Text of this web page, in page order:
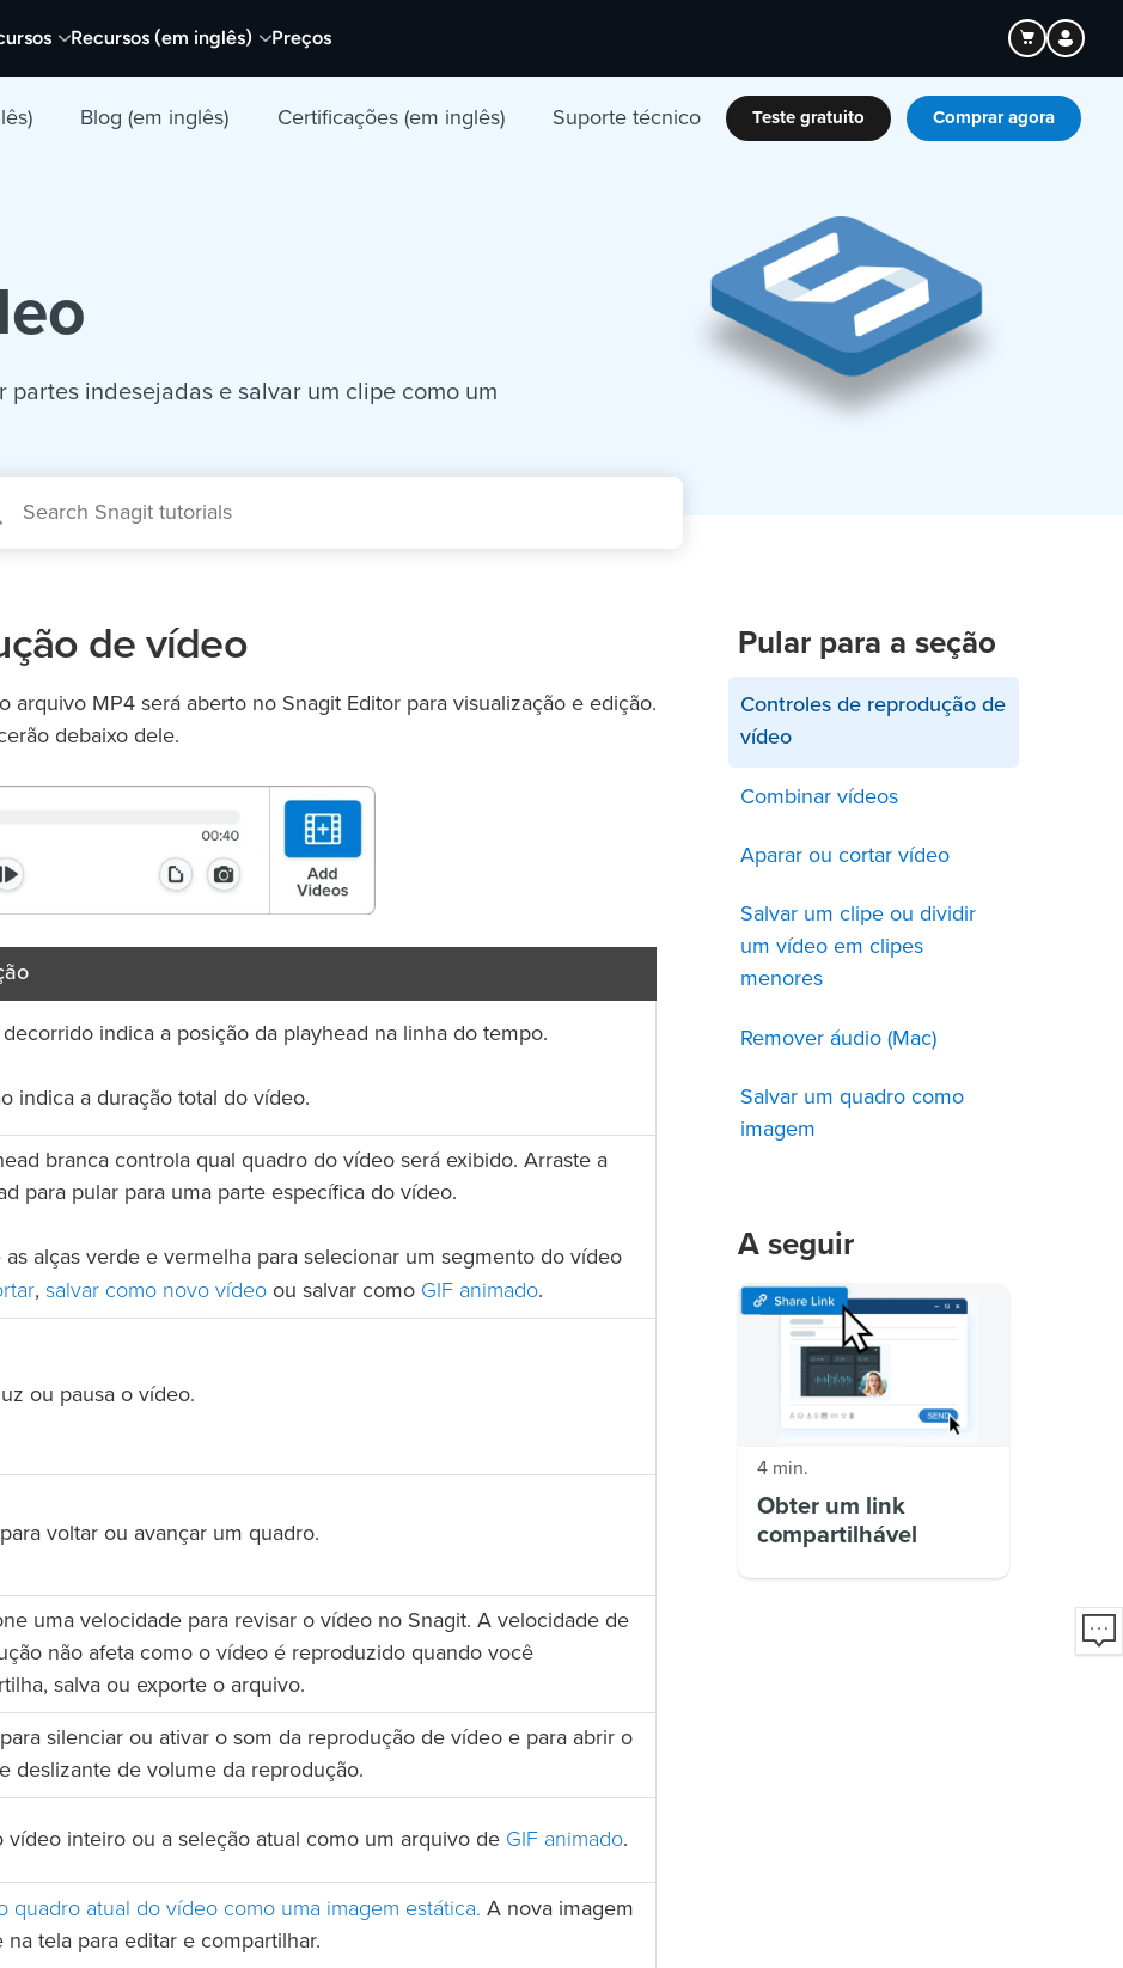
Recursos (em inglês) Preços
Blog (em inglês) Certificações (em inglês) Suporte técnico Teste gratuito Comprar agora
indesejadas e salvar um clipe como um
de vídeo
arquivo MP4 será aberto no Snagit Editor para visualização e edição.
debaixo dele.
decorrido indica a posição da playhead na linha do tempo.
indica a duração total do vídeo.
branca controla qual quadro do vídeo será exibido. Arraste a
para pular para uma parte específica do vídeo.
as alças verde e vermelha para selecionar um segmento do vídeo
, salvar como novo vídeo ou salvar como GIF animado.
ou pausa o vídeo.
voltar ou avançar um quadro.
uma velocidade para revisar o vídeo no Snagit. A velocidade de
não afeta como o vídeo é reproduzido quando você
salva ou exporte o arquivo.
silenciar ou ativar o som da reprodução de vídeo e para abrir o
deslizante de volume da reprodução.
vídeo inteiro ou a seleção atual como um arquivo de GIF animado.
quadro atual do vídeo como uma imagem estática. A nova imagem
na tela para editar e compartilhar.
Pular para a seção
Controles de reprodução de
vídeo
Combinar vídeos
Aparar ou cortar vídeo
Salvar um clipe ou dividir
um vídeo em clipes
menores
Remover áudio (Mac)
Salvar um quadro como
imagem
A seguir
4 min.
Obter um link
compartilhável